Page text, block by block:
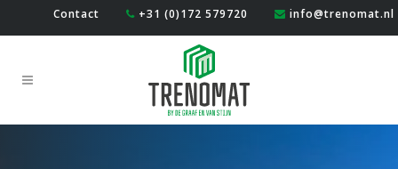
Contact +31 (0)172 579720 info@trenomat.nl